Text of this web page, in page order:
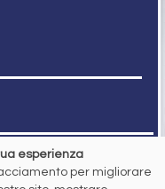
SUI NOSTRI
NETWORK
esperienza
per migliorare